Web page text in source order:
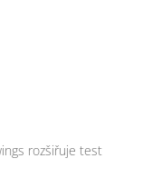
testování